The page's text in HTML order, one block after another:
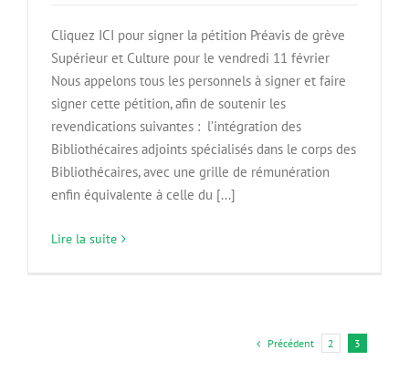
Cliquez ICI pour signer la pétition Préavis de grève
Supérieur et Culture pour le vendredi 11 février
Nous appelons tous les personnels à signer et faire
signer cette pétition, afin de soutenir les
revendications suivantes : l’intégration des
Bibliothécaires adjoints spécialisés dans le corps des
Bibliothécaires, avec une grille de rémunération
enfin équivalente à celle du [...]
Lire la suite
Précédent 2 3